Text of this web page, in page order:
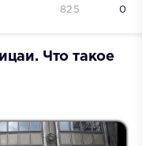
0
825
Что такое